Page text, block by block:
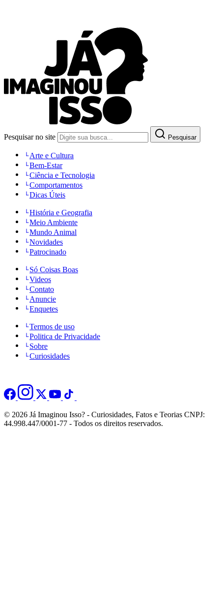
Pesquisar no site Pesquisar
Arte e Cultura
Bem-Estar
Ciência e Tecnologia
Comportamentos
Dicas Úteis
História e Geografia
Meio Ambiente
Mundo Animal
Novidades
Patrocinado
Só Coisas Boas
Videos
Contato
Anuncie
Enquetes
Termos de uso
Politica de Privacidade
Sobre
Curiosidades
© 2026 Já Imaginou Isso? - Curiosidades, Fatos e Teorias CNPJ:
44.998.447/0001-77 - Todos os direitos reservados.